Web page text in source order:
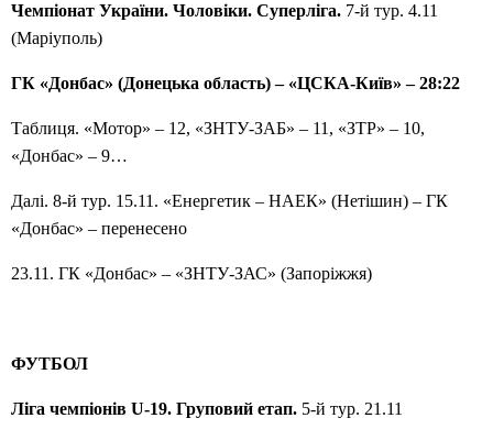
Чемпіонат України. Чоловіки. Суперліга. 7-й тур. 4.11
(Маріуполь)
ГК «Донбас» (Донецька область) – «ЦСКА-Київ» – 28:22
Таблиця. «Мотор» – 12, «ЗНТУ-ЗАБ» – 11, «ЗТР» – 10,
«Донбас» – 9…
Далі. 8-й тур. 15.11. «Енергетик – НАЕК» (Нетішин) – ГК
«Донбас» – перенесено
23.11. ГК «Донбас» – «ЗНТУ-ЗАС» (Запоріжжя)
ФУТБОЛ
Ліга чемпіонів U-19. Груповий етап. 5-й тур. 21.11